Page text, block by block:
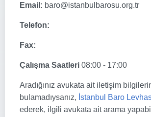
Email: baro@istanbulbarosu.org.tr
Telefon:
Fax:
Çalışma Saatleri 08:00 - 17:00
Aradığınız avukata ait iletişim
bulamadıysanız, İstanbul Baro
ederek, ilgili avukata ait arama